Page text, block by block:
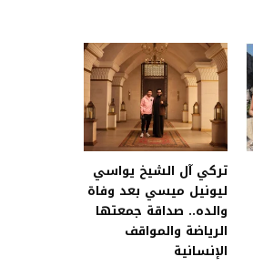
تركي آل الشيخ يواسي
ليونيل ميسي بعد وفاة
والده.. صداقة جمعتها
الرياضة والمواقف
الإنسانية